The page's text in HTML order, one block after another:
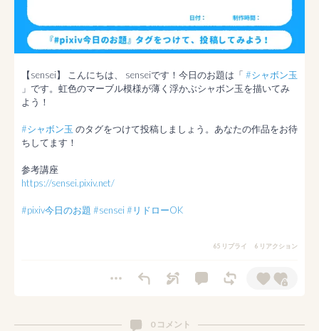
【sensei】 こんにちは、 senseiです！今日のお題は「 #シャボン玉
」です。虹色のマーブル模様が薄く浮かぶシャボン玉を描いてみ
よう！
#シャボン玉 のタグをつけて投稿しましょう。あなたの作品をお待
ちしてます！
https://sensei.pixiv.net/
#pixiv今日のお題 #sensei #リドローOK
65 リプライ 6 リアクション
0 コメント